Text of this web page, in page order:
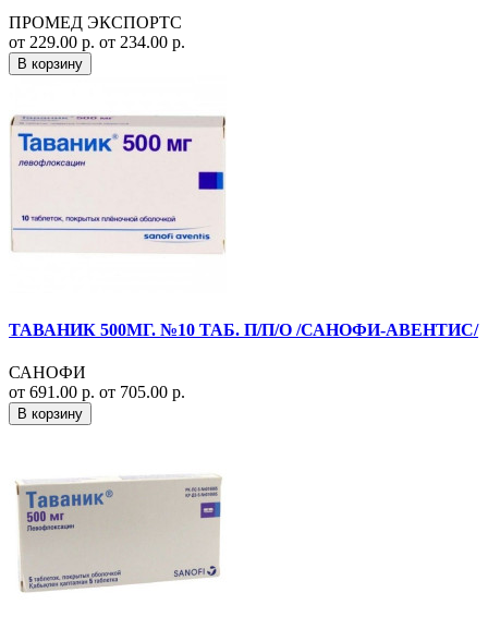
ПРОМЕД ЭКСПОРТС
от 229.00 р. от 234.00 р.
В корзину
ТАВАНИК 500МГ. №10 ТАБ. П/П/О /САНОФИ-АВЕНТИС/
САНОФИ
от 691.00 р. от 705.00 р.
В корзину